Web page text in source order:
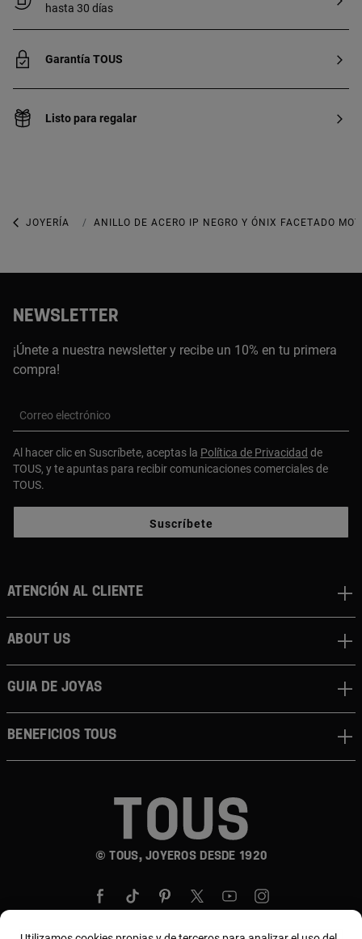
hasta 30 días
Garantía TOUS
Listo para regalar
JOYERÍA JOYAS CON GEMAS
ANILLO DE ACERO IP NEGRO Y ÓNIX FACETADO
NEWSLETTER
¡Únete a nuestra newsletter y recibe un 10% en tu primera
compra!
Correo electrónico
Al hacer clic en Suscríbete, aceptas la Política de Privacidad de
TOUS, y te apuntas para recibir comunicaciones comerciales de
TOUS.
Suscríbete
© TOUS, JOYEROS DESDE 1920
Atención al cliente
About us
Guia de joyas
Beneficios TOUS